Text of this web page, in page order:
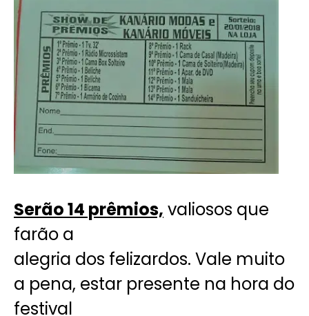
Serão 14 prêmios, valiosos que
farão a
alegria dos felizardos. Vale muito
a pena, estar presente na hora do
festival